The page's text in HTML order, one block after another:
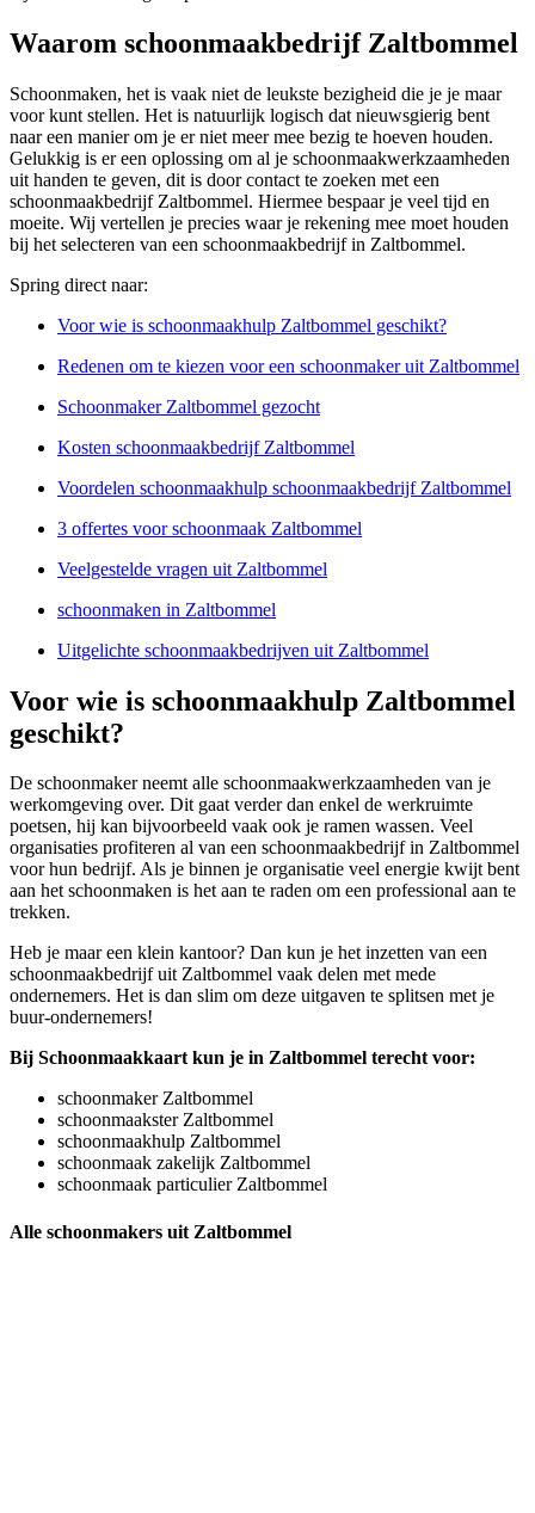
Waarom schoonmaakbedrijf Zaltbommel
Schoonmaken, het is vaak niet de leukste bezigheid die je je maar
voor kunt stellen. Het is natuurlijk logisch dat nieuwsgierig bent
naar een manier om je er niet meer mee bezig te hoeven houden.
Gelukkig is er een oplossing om al je schoonmaakwerkzaamheden
uit handen te geven, dit is door contact te zoeken met een
schoonmaakbedrijf Zaltbommel. Hiermee bespaar je veel tijd en
moeite. Wij vertellen je precies waar je rekening mee moet houden
bij het selecteren van een schoonmaakbedrijf in Zaltbommel.
Spring direct naar:
Voor wie is schoonmaakhulp Zaltbommel geschikt?
Redenen om te kiezen voor een schoonmaker uit Zaltbommel
Schoonmaker Zaltbommel gezocht
Kosten schoonmaakbedrijf Zaltbommel
Voordelen schoonmaakhulp schoonmaakbedrijf Zaltbommel
3 offertes voor schoonmaak Zaltbommel
Veelgestelde vragen uit Zaltbommel
schoonmaken in Zaltbommel
Uitgelichte schoonmaakbedrijven uit Zaltbommel
Voor wie is schoonmaakhulp Zaltbommel
geschikt?
De schoonmaker neemt alle schoonmaakwerkzaamheden van je
werkomgeving over. Dit gaat verder dan enkel de werkruimte
poetsen, hij kan bijvoorbeeld vaak ook je ramen wassen. Veel
organisaties profiteren al van een schoonmaakbedrijf in Zaltbommel
voor hun bedrijf. Als je binnen je organisatie veel energie kwijt bent
aan het schoonmaken is het aan te raden om een professional aan te
trekken.
Heb je maar een klein kantoor? Dan kun je het inzetten van een
schoonmaakbedrijf uit Zaltbommel vaak delen met mede
ondernemers. Het is dan slim om deze uitgaven te splitsen met je
buur-ondernemers!
Bij Schoonmaakkaart kun je in Zaltbommel terecht voor:
schoonmaker Zaltbommel
schoonmaakster Zaltbommel
schoonmaakhulp Zaltbommel
schoonmaak zakelijk Zaltbommel
schoonmaak particulier Zaltbommel
Alle schoonmakers uit Zaltbommel